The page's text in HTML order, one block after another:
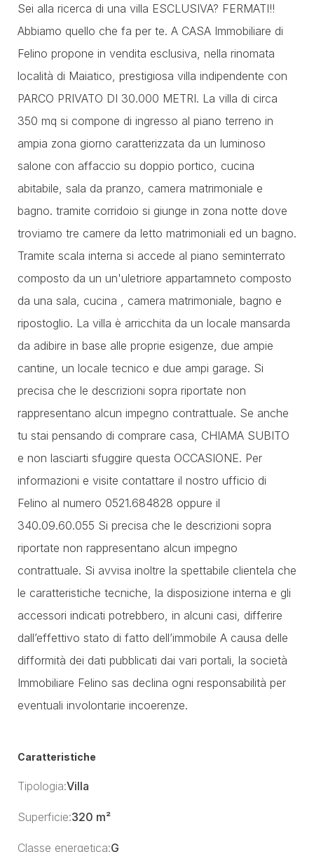
Sei alla ricerca di una villa ESCLUSIVA? FERMATI!!
Abbiamo quello che fa per te. A CASA Immobiliare di
Felino propone in vendita esclusiva, nella rinomata
località di Maiatico, prestigiosa villa indipendente con
PARCO PRIVATO DI 30.000 METRI. La villa di circa
350 mq si compone di ingresso al piano terreno in
ampia zona giorno caratterizzata da un luminoso
salone con affaccio su doppio portico, cucina
abitabile, sala da pranzo, camera matrimoniale e
bagno. tramite corridoio si giunge in zona notte dove
troviamo tre camere da letto matrimoniali ed un bagno.
Tramite scala interna si accede al piano seminterrato
composto da un un'uletriore appartamneto composto
da una sala, cucina , camera matrimoniale, bagno e
ripostoglio. La villa è arricchita da un locale mansarda
da adibire in base alle proprie esigenze, due ampie
cantine, un locale tecnico e due ampi garage. Si
precisa che le descrizioni sopra riportate non
rappresentano alcun impegno contrattuale. Se anche
tu stai pensando di comprare casa, CHIAMA SUBITO
e non lasciarti sfuggire questa OCCASIONE. Per
informazioni e visite contattare il nostro ufficio di
Felino al numero 0521.684828 oppure il
340.09.60.055 Si precisa che le descrizioni sopra
riportate non rappresentano alcun impegno
contrattuale. Si avvisa inoltre la spettabile clientela che
le caratteristiche tecniche, la disposizione interna e gli
accessori indicati potrebbero, in alcuni casi, differire
dall’effettivo stato di fatto dell’immobile A causa delle
difformità dei dati pubblicati dai vari portali, la società
Immobiliare Felino sas declina ogni responsabilità per
eventuali involontarie incoerenze.
Caratteristiche
Tipologia:Villa
Superficie:320 m²
Classe energetica:G